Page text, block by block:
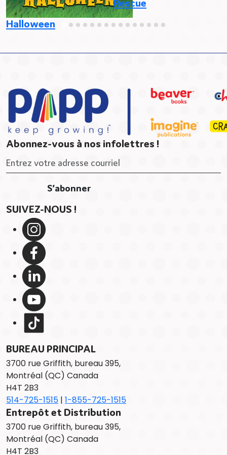
Halloween
Abonnez-vous à nos infolettres !
SUIVEZ-NOUS !
BUREAU PRINCIPAL
3700 rue Griffith, bureau 395,
Montréal (QC) Canada
H4T 2B3
514-725-1515 | 1-855-725-1515
Entrepôt et Distribution
3700 rue Griffith, bureau 395,
Montréal (QC) Canada
H4T 2B3